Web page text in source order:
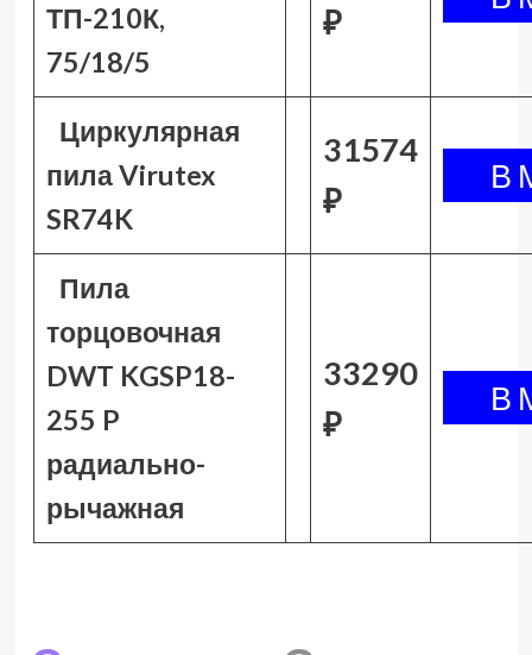
ТП-210К,
75/18/5
₽
Циркулярная
пила Virutex
SR74K
31574
₽
Пила
торцовочная
DWT KGSP18-
255 P
радиально-
рычажная
33290
₽